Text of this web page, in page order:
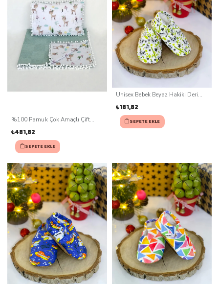
%100 Pamuk Çok Amaçlı Çift
₺481,82
SEPETE EKLE
Unisex Bebek Beyaz Hakiki Deri
₺181,82
SEPETE EKLE